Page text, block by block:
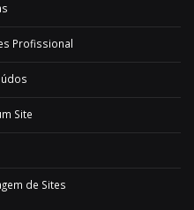
Profissional
Site
de Sites